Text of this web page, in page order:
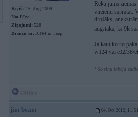
Kopš: 25. Aug 2009
No: Rīga
Ziņojumi: 528
Braucu ar: KTM un Jeep
Reku jums ziemas
virzienu sapratāt.
drošāks, ar
augstāka, ka 9k
Ja kaut ko no
w124 vai e32/38/
[ Šo ziņu laboja
jim-beam 04. Oct 2012, 11:51